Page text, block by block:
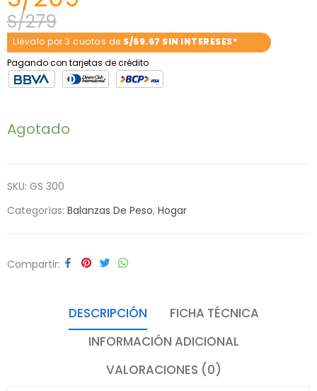
S/279
Llévalo por 3 cuotas de S/69.67 SIN INTERESES*
Pagando con tarjetas de crédito
Agotado
SKU: GS 300
Categorías: Balanzas De Peso, Hogar
Compartir
DESCRIPCIÓN
FICHA TÉCNICA
INFORMACIÓN ADICIONAL
VALORACIONES (0)